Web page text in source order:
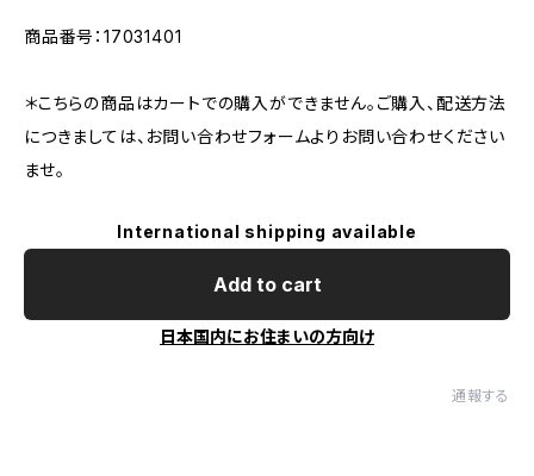
商品番号：17031401
＊こちらの商品はカートでの購入ができません。ご購入、配送方法
につきましては、お問い合わせフォームよりお問い合わせください
ませ。
International shipping available
Add to cart
日本国内にお住まいの方向け
通報する